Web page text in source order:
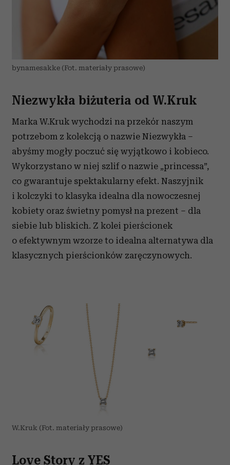
bynamesakke (Fot. materiały prasowe)
Niezwykła biżuteria od W.Kruk
Marka W.Kruk wychodzi na przekór naszym
potrzebom z kolekcją o nazwie Niezwykła –
abyśmy mogły poczuć się wyjątkowo i kobieco.
Wykorzystano w niej szlif o nazwie „princessa”,
co gwarantuje spektakularny efekt. Naszyjnik
i kolczyki to klasyka idealna dla nowoczesnej
kobiety oraz świetny pomysł na prezent – dla
siebie lub bliskich. Z kolei pierścionek
o efektywnym wzorze to idealna alternatywa dla
klasycznych pierścionków zaręczynowych.
W.Kruk (Fot. materiały prasowe)
Love Story z YES